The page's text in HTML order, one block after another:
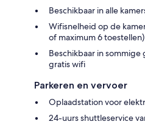
Beschikbaar in alle
Wifisnelheid op de
of maximum 6 toestellen)
Beschikbaar in
gratis wifi
Parkeren en vervoer
Oplaadstation voor
24-uurs shuttleservice